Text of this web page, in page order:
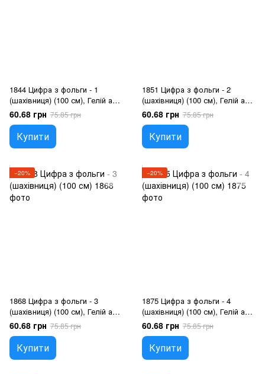
1844 Цифра з фольги - 1
(шахівниця) (100 см), Гелій або
повітря
60.68 грн 75.85 грн
Купити
1851 Цифра з фольги - 2
(шахівниця) (100 см), Гелій або
повітря
60.68 грн 75.85 грн
Купити
−20%
1868 Цифра з фольги - 3
(шахівниця) (100 см), Гелій або
повітря
60.68 грн 75.85 грн
Купити
−20%
1875 Цифра з фольги - 4
(шахівниця) (100 см), Гелій або
повітря
60.68 грн 75.85 грн
Купити